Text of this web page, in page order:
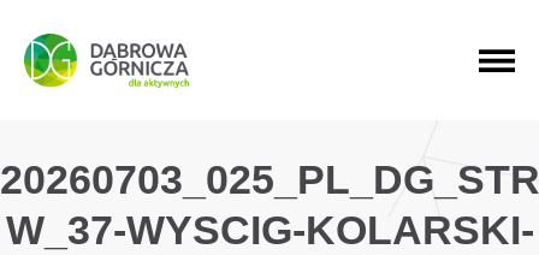
PRZEJDŹ DO MENU GŁÓWNEGO
PRZEJDŹ DO WYSZUKIWARKI
PRZEJDŹ DO TREŚCI
W_37-WYSCIG-KOLARSKI-